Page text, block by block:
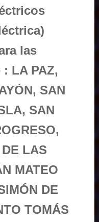
las
LA PAZ,
SAN
SAN
LAS
MATEO
DE
TOMÁS